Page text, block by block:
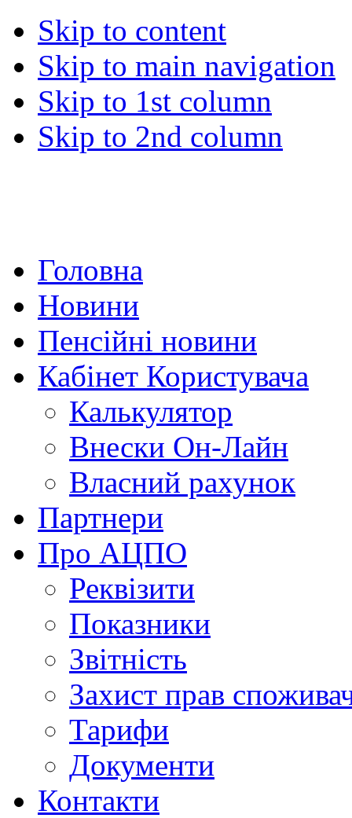
Skip to content
Skip to main navigation
Skip to 1st column
Skip to 2nd column
Головна
Новини
Пенсійні новини
Кабінет Користувача
Калькулятор
Внески Он-Лайн
Власний рахунок
Партнери
Про АЦПО
Реквізити
Показники
Звітність
Захист прав
Тарифи
Документи
Контакти